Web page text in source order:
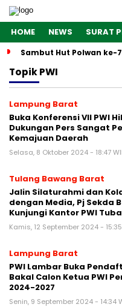
HOME NEWS SURAT
Sambut Hut Polwan ke-
TopikPWI
Lampung Barat
Buka Konferensi VII PWI
Dukungan Pers Sangat
Kemajuan Daerah
Selasa, 8 Oktober 2024 - 18:47
Tulang Bawang Barat
Jalin Silaturahmi dan
dengan Media, Pj Sekda
Kunjungi Kantor PWI
Kamis, 12 September 2024 -
Lampung Barat
PWI Lambar Buka
Bakal Calon Ketua PWI
2024-2027
Senin, 9 September 2024 - 14:34